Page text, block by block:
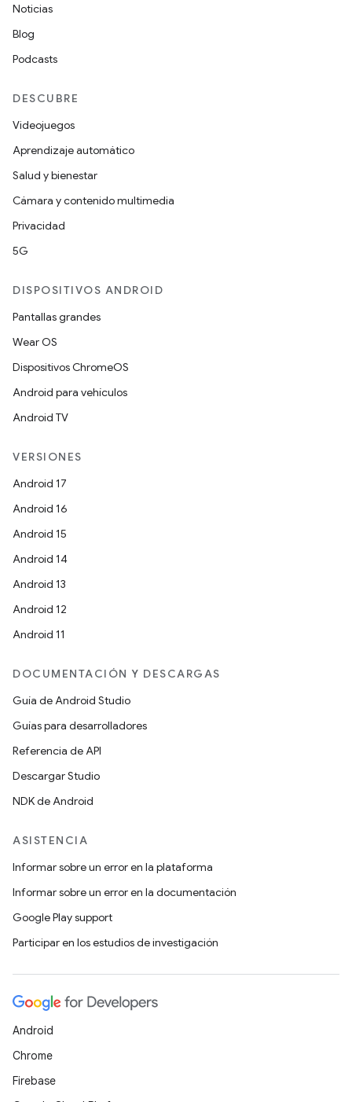
Noticias
Blog
Podcasts
DESCUBRE
Videojuegos
Aprendizaje automático
Salud y bienestar
Cámara y contenido multimedia
Privacidad
5G
DISPOSITIVOS ANDROID
Pantallas grandes
Wear OS
Dispositivos ChromeOS
Android para vehículos
Android TV
VERSIONES
Android 17
Android 16
Android 15
Android 14
Android 13
Android 12
Android 11
DOCUMENTACIÓN Y DESCARGAS
Guía de Android Studio
Guías para desarrolladores
Referencia de API
Descargar Studio
NDK de Android
ASISTENCIA
Informar sobre un error en la plataforma
Informar sobre un error en la documentación
Google Play support
Participar en los estudios de investigación
Android
Chrome
Firebase